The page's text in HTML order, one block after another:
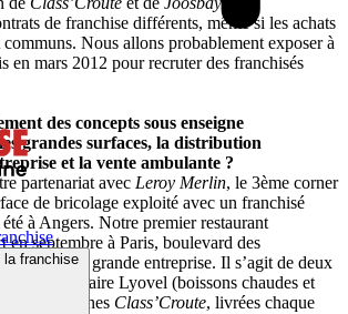
franchise
de franchise différents, même si les achats
communs. Nous allons probablement exposer à
en mars 2012 pour recruter des franchisés
des concepts sous enseigne
grandes surfaces, la distribution
et la vente ambulante ?
partenariat avec Leroy Merlin, le 3ème corner
de bricolage exploité avec un franchisé
à Angers. Notre premier restaurant
en septembre à Paris, boulevard des
d’une grande entreprise. Il s’agit de deux
notre partenaire Lyovel (boissons chaudes et
de 3 machines Class’Croute, livrées chaque